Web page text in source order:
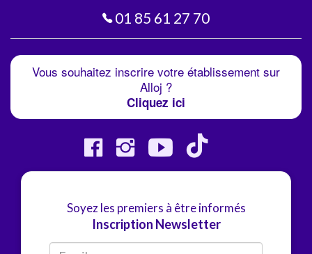
01 85 61 27 70
Vous souhaitez inscrire votre établissement sur
Alloj ?
Cliquez ici
Soyez les premiers à être informés
Inscription Newsletter